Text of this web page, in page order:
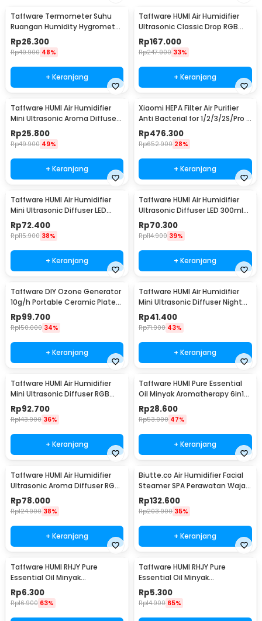
Taffware Termometer Suhu
Ruangan Humidity Hygrometer
Clock Calendar - HTC-1
Rp26.300
Rp49.900 48%
+ Keranjang
Taffware HUMI Air Humidifier
Ultrasonic Classic Drop RGB
Adjustable 3L - H98
Rp167.000
Rp247.900 33%
+ Keranjang
Taffware HUMI Air Humidifier
Mini Ultrasonic Aroma Diffuser
130ml - H41
Rp25.800
Rp49.900 49%
+ Keranjang
Xiaomi HEPA Filter Air Purifier
Anti Bacterial for 1/2/3/2S/Pro -
MCR-FLA
Rp476.300
Rp652.900 28%
+ Keranjang
Taffware HUMI Air Humidifier
Mini Ultrasonic Diffuser LED
300ml Remote - H24
Rp72.400
Rp115.900 38%
+ Keranjang
Taffware HUMI Air Humidifier
Ultrasonic Diffuser LED 300ml
with Remote - A770
Rp70.300
Rp114.900 39%
+ Keranjang
Taffware DIY Ozone Generator
10g/h Portable Ceramic Plate
Air Purifier - VO100
Rp99.700
Rp150.000 34%
+ Keranjang
Taffware HUMI Air Humidifier
Mini Ultrasonic Diffuser Night
LED 300ml - H296
Rp41.400
Rp71.900 43%
+ Keranjang
Taffware HUMI Air Humidifier
Mini Ultrasonic Diffuser RGB
500ml Remote - HUMI H14A
Rp92.700
Rp143.900 36%
+ Keranjang
Taffware HUMI Pure Essential
Oil Minyak Aromatherapy 6in1
10ml - RS-25
Rp28.600
Rp53.900 47%
+ Keranjang
Taffware HUMI Air Humidifier
Ultrasonic Aroma Diffuser RGB
1L - KS-600
Rp78.000
Rp124.900 38%
+ Keranjang
Biutte.co Air Humidifier Facial
Steamer SPA Perawatan Wajah
- 618
Rp132.600
Rp203.900 35%
+ Keranjang
Taffware HUMI RHJY Pure
Essential Oil Minyak
Aromatherapy 10ml Jasmine -
RH-15
Rp6.300
Rp16.900 63%
Taffware HUMI RHJY Pure
Essential Oil Minyak
Aromatherapy 10ml Lavender -
RH-15
Rp5.300
Rp14.900 65%